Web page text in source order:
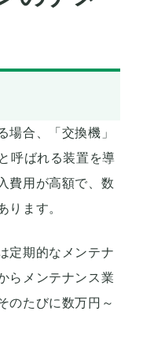
場合、「交換機」
呼ばれる装置を導
費用が高額で、数
ります。
定期的なメンテナ
らメンテナンス業
のたびに数万円～